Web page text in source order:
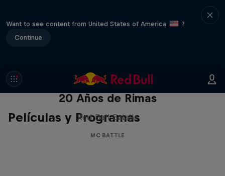
Want to see content from United States of America
?
Continue
Películas y Programas
Red Bull Batalla Nueva Historia:
20 Años de Rimas
Red Bull Batalla
MC BATTLE